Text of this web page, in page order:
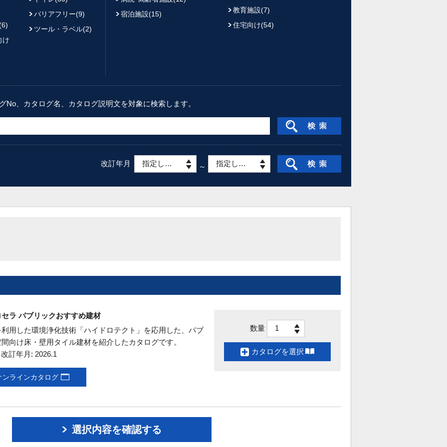
け
バリアフリー(9)
ツール・ラベル(2)
宿泊施設(15)
教育施設(7)
住宅向け(54)
No、カタログ名、カタログ説明文を対象に検索します。
改訂年月 指定しない ～ 指定しない
ラ パブリックおすすめ建材
用した環境浄化技術「ハイドロテクト」を応用した、パブ
向け床・壁用タイル建材を紹介したカタログです。
訂年月: 2026.1
ンラインカタログ
数量 1
カタログを選択
選択内容を確認する